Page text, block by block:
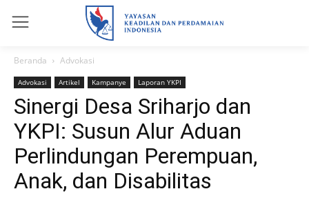
Beranda Advokasi
Advokasi Artikel Kampanye Laporan YKPI
Sinergi Desa Sriharjo dan
YKPI: Susun Alur Aduan
Perlindungan Perempuan,
Anak, dan Disabilitas